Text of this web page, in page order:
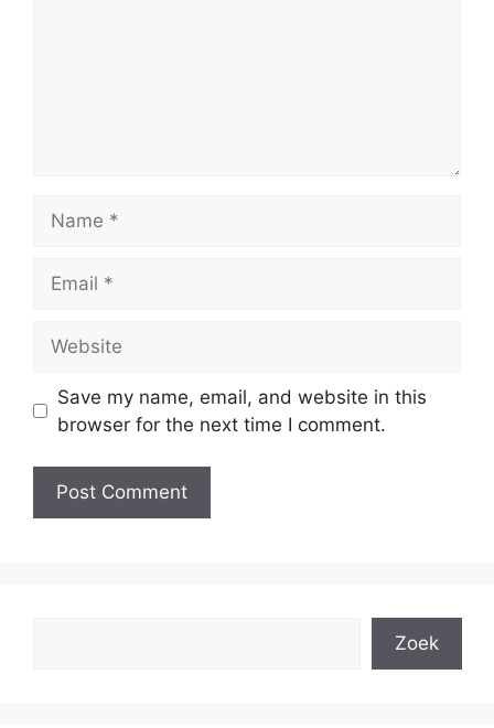
Save my name, email, and website in this
browser for the next time I comment.
Zoek